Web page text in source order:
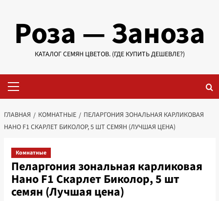
содержимому
Роза — Заноза
КАТАЛОГ СЕМЯН ЦВЕТОВ. (ГДЕ КУПИТЬ ДЕШЕВЛЕ?)
меню
ГЛАВНАЯ КОМНАТНЫЕ
ПЕЛАРГОНИЯ ЗОНАЛЬНАЯ КАРЛИКОВАЯ
НАНО F1 СКАРЛЕТ БИКОЛОР, 5 ШТ СЕМЯН (ЛУЧШАЯ ЦЕНА)
Комнатные
Пеларгония зональная карликовая
Нано F1 Скарлет Биколор, 5 шт
семян (Лучшая цена)